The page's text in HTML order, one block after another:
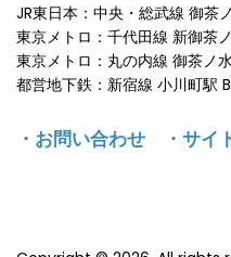
JR東日本：中央・総武線 御茶
東京メトロ：千代田線 新御茶
東京メトロ：丸の内線 御茶ノ
都営地下鉄：新宿線 小川町駅
・ お問い合わせ ・ サイ